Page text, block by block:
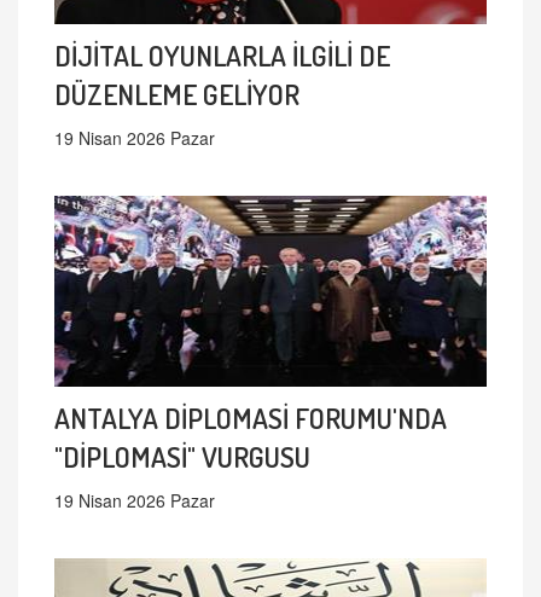
DİJİTAL OYUNLARLA İLGİLİ DE
DÜZENLEME GELİYOR
19 Nisan 2026 Pazar
ANTALYA DİPLOMASİ FORUMU'NDA
"DİPLOMASİ" VURGUSU
19 Nisan 2026 Pazar